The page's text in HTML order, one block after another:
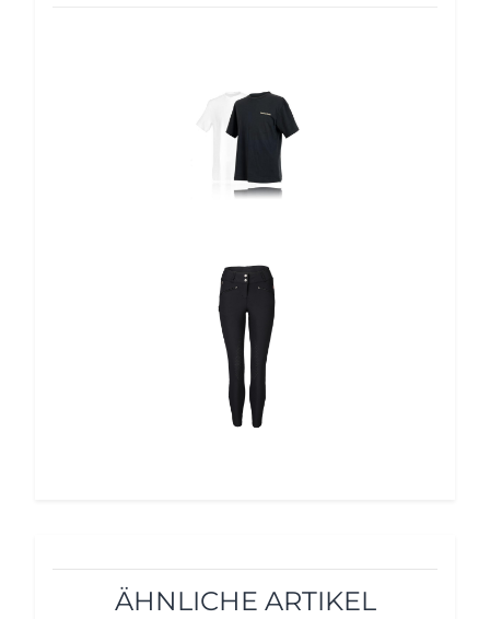
12%
ÄHNLICHE ARTIKEL